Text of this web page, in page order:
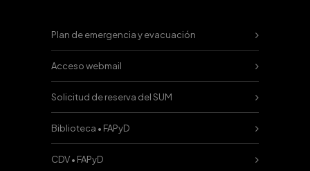
Plan de emergencia y evacuación
Acceso webmail
Solicitud de reserva del SUM
Biblioteca • FAPyD
CDV • FAPyD